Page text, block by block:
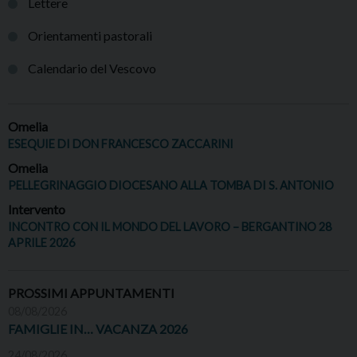
Orientamenti pastorali
Calendario del Vescovo
Omelia
ESEQUIE DI DON FRANCESCO ZACCARINI
Omelia
PELLEGRINAGGIO DIOCESANO ALLA TOMBA DI S. ANTONIO
Intervento
INCONTRO CON IL MONDO DEL LAVORO – BERGANTINO 28
APRILE 2026
PROSSIMI APPUNTAMENTI
FAMIGLIE IN… VACANZA 2026